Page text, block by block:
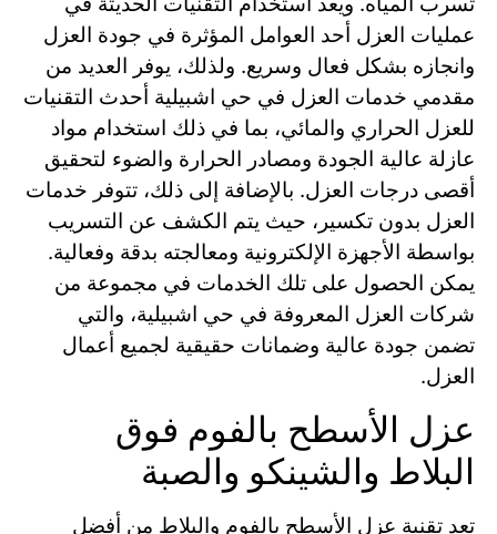
عمليات العزل أحد العوامل المؤثرة في جودة العزل
وانجازه بشكل فعال وسريع. ولذلك، يوفر العديد من
مقدمي خدمات العزل في حي اشبيلية أحدث التقنيات
للعزل الحراري والمائي، بما في ذلك استخدام مواد
عازلة عالية الجودة ومصادر الحرارة والضوء لتحقيق
أقصى درجات العزل. بالإضافة إلى ذلك، تتوفر خدمات
العزل بدون تكسير، حيث يتم الكشف عن التسريب
بواسطة الأجهزة الإلكترونية ومعالجته بدقة وفعالية.
يمكن الحصول على تلك الخدمات في مجموعة من
شركات العزل المعروفة في حي اشبيلية، والتي
تضمن جودة عالية وضمانات حقيقية لجميع أعمال
العزل.
عزل الأسطح بالفوم فوق
البلاط والشينكو والصبة
تعد تقنية عزل الأسطح بالفوم والبلاط من أفضل